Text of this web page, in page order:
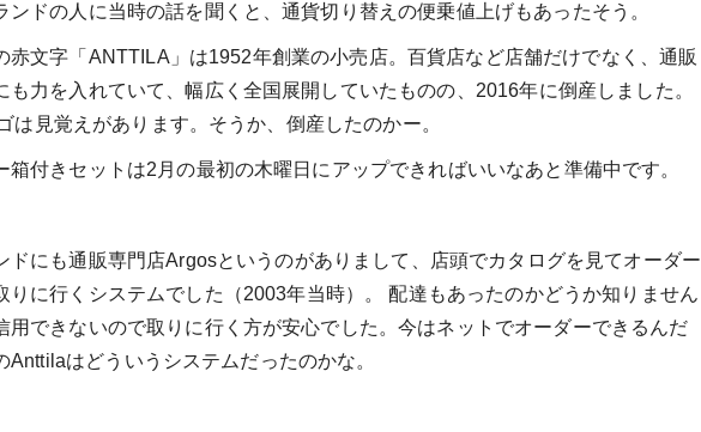
ンドの人に当時の話を聞くと、通貨切り替えの便乗値上げもあったそう。
赤文字「ANTTILA」は1952年創業の小売店。百貨店など店舗だけでなく、通販
も力を入れていて、幅広く全国展開していたものの、2016年に倒産しました。
は見覚えがあります。そうか、倒産したのかー。
箱付きセットは2月の最初の木曜日にアップできればいいなあと準備中です。
ドにも通販専門店Argosというのがありまして、店頭でカタログを見てオーダー
りに行くシステムでした（2003年当時）。 配達もあったのかどうか知りません
用できないので取りに行く方が安心でした。今はネットでオーダーできるんだ
はどういうシステムだったのかな。